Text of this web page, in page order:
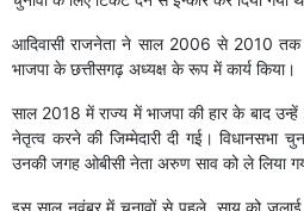
आदिवासी राजनेता ने साल 2006 से 2010
भाजपा के छत्तीसगढ़ अध्यक्ष के रूप में कार्य किया।
साल 2018 में राज्य में भाजपा की हार के बाद उन्हें
नेतृत्व करने की जिम्मेदारी दी गई।
उनकी जगह ओबीसी नेता अरुण साव को ले लिया